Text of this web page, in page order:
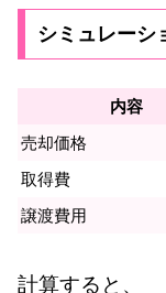
シミュレー
内容
売却価格
取得費
譲渡費用
計算すると、